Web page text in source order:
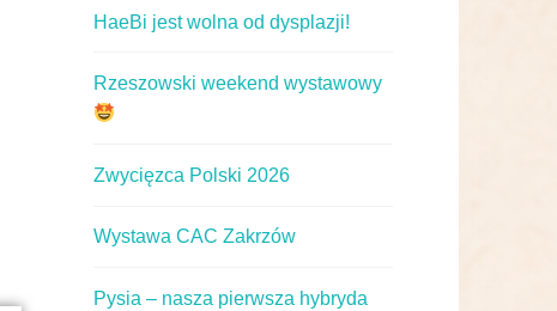
HaeBi jest wolna od dysplazji!
Rzeszowski weekend wystawowy
Zwycięzca Polski 2026
Wystawa CAC Zakrzów
Pysia – nasza pierwsza hybryda